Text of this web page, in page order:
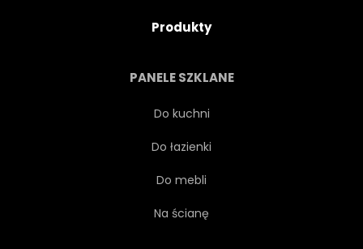
TRÓJWYMIAROWY
Produkty
PANELE SZKLANE
Do kuchni
Do łazienki
Do mebli
Na ścianę